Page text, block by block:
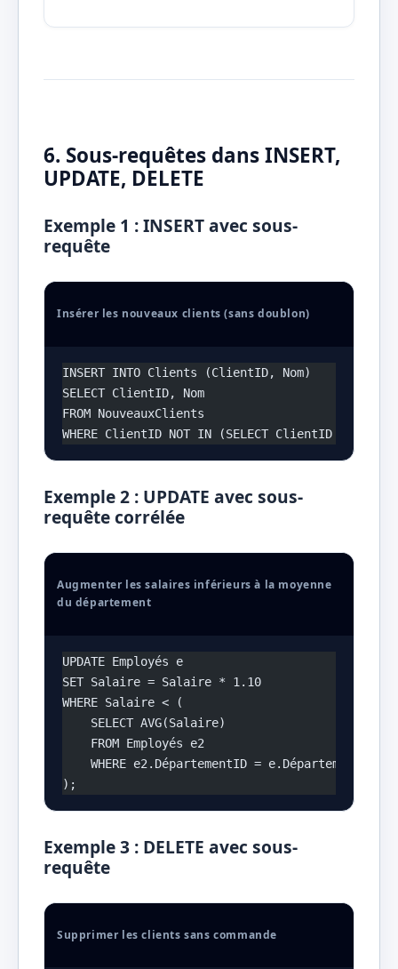
6. Sous-requêtes dans INSERT,
UPDATE, DELETE
Exemple 1 : INSERT avec sous-
requête
Insérer les nouveaux clients (sans doublon)
INSERT INTO Clients (ClientID, Nom)
SELECT ClientID, Nom
FROM NouveauxClients
WHERE ClientID NOT IN (SELECT ClientID FROM
Exemple 2 : UPDATE avec sous-
requête corrélée
Augmenter les salaires inférieurs à la moyenne
du département
UPDATE Employés e
SET Salaire = Salaire * 1.10
WHERE Salaire < (
    SELECT AVG(Salaire)
    FROM Employés e2
    WHERE e2.DépartementID = e.DépartementID
);
Exemple 3 : DELETE avec sous-
requête
Supprimer les clients sans commande